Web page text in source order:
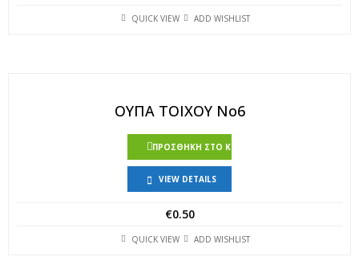
QUICK VIEW ADD WISHLIST
ΟΥΠΑ ΤΟΙΧΟΥ Νο6
ΠΡΟΣΘΉΚΗ ΣΤΟ ΚΑΛΆΘΙ
VIEW DETAILS
€0.50
QUICK VIEW ADD WISHLIST